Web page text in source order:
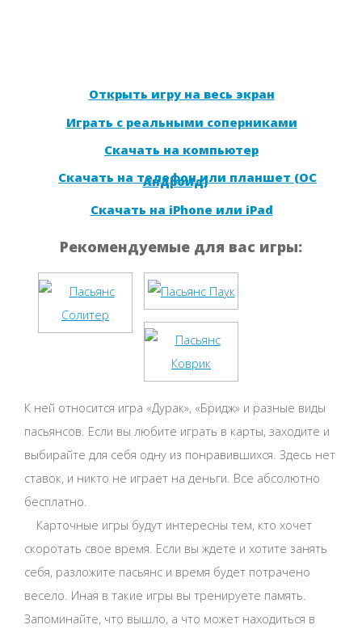
Открыть игру на весь экран
Играть с реальными соперниками
Скачать на компьютер
Скачать на телефон или планшет (ОС
Андроид)
Скачать на iPhone или iPad
Рекомендуемые для вас игры:
К ней относится игра «Дурак», «Бридж» и разные виды
пасьянсов. Если вы любите играть в карты, заходите и
выбирайте для себя одну из понравившихся. Здесь нет
ставок, и никто не играет на деньги. Все абсолютно
бесплатно.
Карточные игры будут интересны тем, кто хочет
скоротать свое время. Если вы ждете и хотите занять
себя, разложите пасьянс и время будет потрачено
весело. Иная в такие игры вы тренируете память.
Запоминайте, что вышло, а что может находиться в